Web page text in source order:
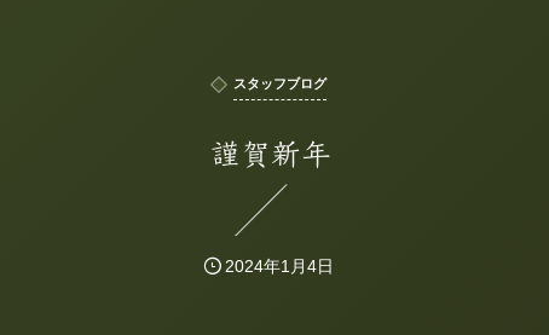
スタッフブログ
謹賀新年
2024年1月4日